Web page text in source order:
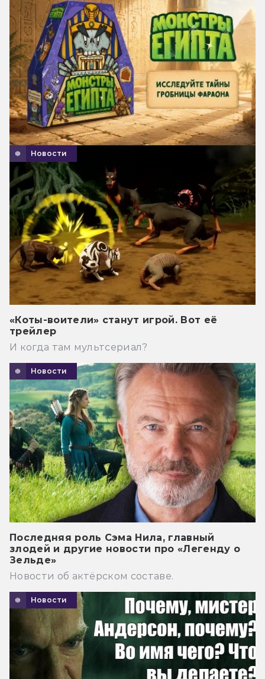
Новости
«Коты-воители» станут игрой. Вот её
трейлер
И когда там мультсериал?
Новости
Последняя роль Сэма Нила, главный
злодей и другие новости про «Легенду о
Зельде»
Новости об актёрском составе.
Новости